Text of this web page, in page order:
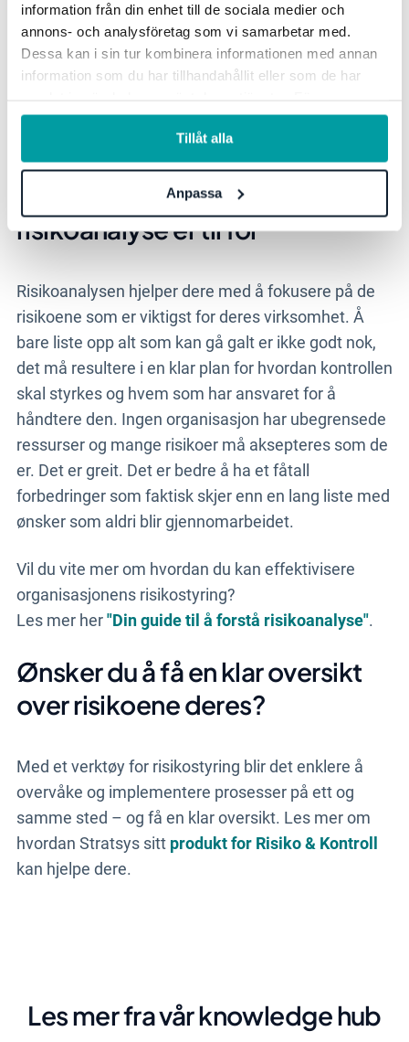
information från din enhet till de sociala medier och
annons- och analysföretag som vi samarbetar med.
Dessa kan i sin tur kombinera informationen med annan
information som du har tillhandahållit eller som de har
information, se vårintegritetspolicy.
Tillåt alla
Anpassa
Moderatoren dokumenterer risikoene og
vurderingen deres (sannsynlighet og konsekvens)
på en whiteboard eller, enda bedre, i et dedikert
for mye tid, kan moderator 'parkere' disse for å tas
Til slutt – Ikke glem hva en
risikoanalyse er til for
Risikoanalysen hjelper dere med å fokusere på de
risikoene som er viktigst for deres virksomhet. Å
bare liste opp alt som kan gå galt er ikke godt nok,
det må resultere i en klar plan for hvordan kontrollen
skal styrkes og hvem som har ansvaret for å
håndtere den. Ingen organisasjon har ubegrensede
ressurser og mange risikoer må aksepteres som de
er. Det er greit. Det er bedre å ha et fåtall
forbedringer som faktisk skjer enn en lang liste med
ønsker som aldri blir gjennomarbeidet.
Vil du vite mer om hvordan du kan effektivisere
organisasjonens risikostyring?
Les mer her"Din guide til å forstå risikoanalyse".
Ønsker du å få en klar oversikt
over risikoene deres?
Med et verktøy for risikostyring blir det enklere å
overvåke og implementere prosesser på ett og
samme sted – og få en klar oversikt. Les mer om
hvordan Stratsys sitt produkt for Risiko & Kontroll
kan hjelpe dere.
Les mer fra vår knowledge hub